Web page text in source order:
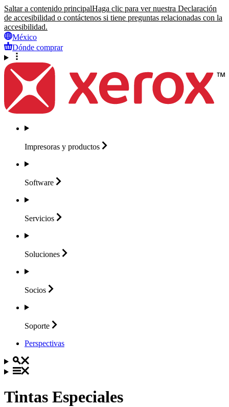
Saltar a contenido principalHaga clic para ver nuestra Declaración
de accesibilidad o contáctenos si tiene preguntas relacionadas con la
accesibilidad.
México
Dónde comprar
Impresoras y productos
Software
Servicios
Soluciones
Socios
Soporte
Perspectivas
Tintas Especiales